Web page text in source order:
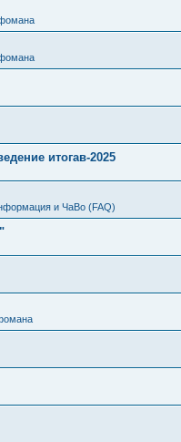
итогав-2025
и ЧаВо (FAQ)